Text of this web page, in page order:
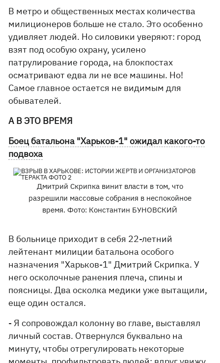
В метро и общественных местах количества
милиционеров больше не стало. Это особенно
удивляет людей. Но силовики уверяют: город
взят под особую охрану, усилено
патрулирование города, на блокпостах
осматривают едва ли не все машины. Но!
Самое главное остается не видимым для
обывателей.
А В ЭТО ВРЕМЯ
Боец батальона "Харьков-1" ожидал какого-то
подвоха
Дмитрий Скрипка винит власти в том, что
разрешили массовые собрания в неспокойное
время. Фото: Константин БУНОВСКИЙ
В больнице приходит в себя 22-летний
лейтенант милиции батальона особого
назначения "Харьков-1" Дмитрий Скрипка. У
него осколочные ранения плеча, спины и
поясницы. Два осколка медики уже вытащили,
еще один остался.
- Я сопровождал колонну во главе, выставлял
личный состав. Отвернулся буквально на
минуту, чтобы отрегулировать некоторые